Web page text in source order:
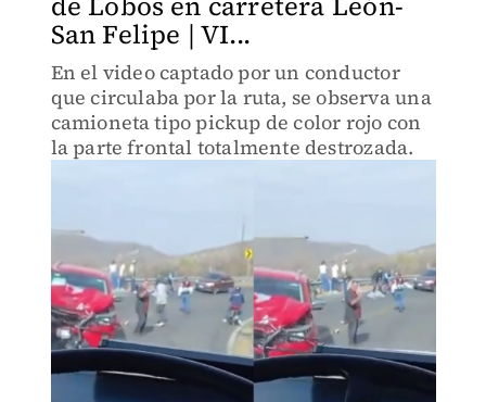
San Felipe | VI...
En el video captado por un conductor
que circulaba por la ruta, se observa una
camioneta tipo pickup de color rojo con
la parte frontal totalmente destrozada.